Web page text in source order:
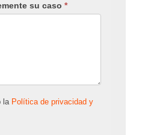
su caso*
la Política de privacidad y